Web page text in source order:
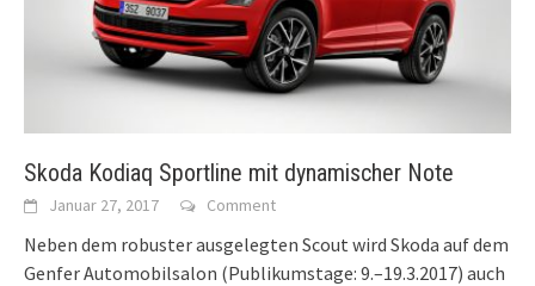
Skoda Kodiaq Sportline mit dynamischer Note
Januar 27, 2017 Comment
Neben dem robuster ausgelegten Scout wird Skoda auf dem
Genfer Automobilsalon (Publikumstage: 9.–19.3.2017) auch